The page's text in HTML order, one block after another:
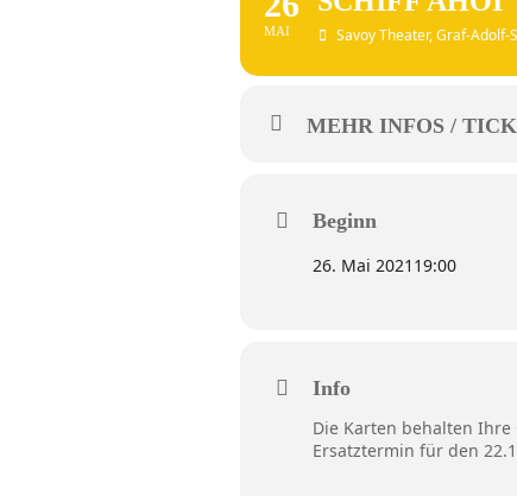
MAI Savoy Theater, Graf-Adolf-
MEHR INFOS /
Beginn
26. Mai 2021 19:00
Info
Die Karten behalten Ihre
Ersatztermin für den